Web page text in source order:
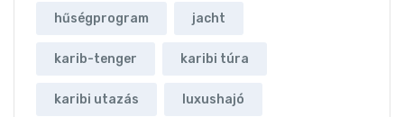
hűségprogram jacht
karib-tenger karibi túra
karibi utazás luxushajó